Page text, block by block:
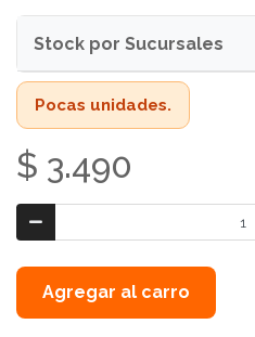
Stock por Sucursales
Pocas unidades.
$ 3.490
Agregar al carro